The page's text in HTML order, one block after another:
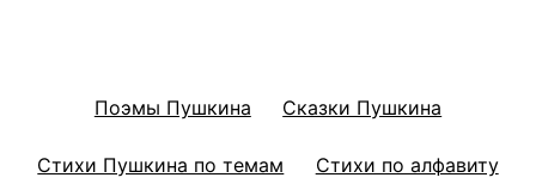
Поэмы Пушкина Сказки Пушкина
Стихи Пушкина по темам Стихи по алфавиту